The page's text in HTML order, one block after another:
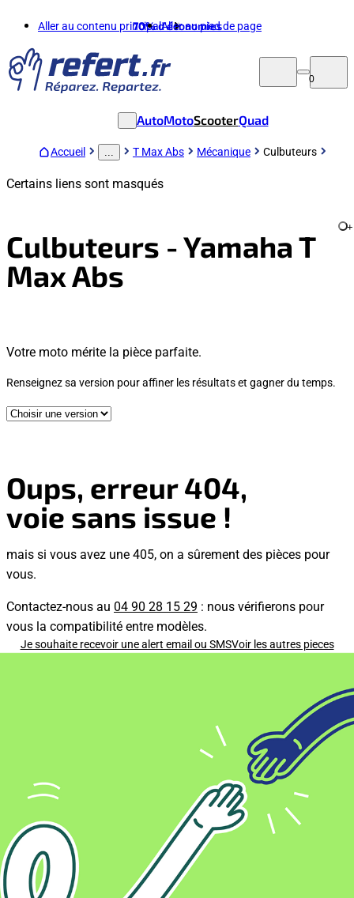
Aller au contenu principalAller au pied de page
70%d'économies
0
AutoMotoScooterQuad
Accueil T Max Abs Mécanique Culbuteurs
Certains liens sont masqués
Culbuteurs - Yamaha T
Max Abs
+
Votre moto mérite la pièce parfaite.
Renseignez sa version pour affiner les résultats et gagner du temps.
Oups, erreur 404,
voie sans issue !
mais si vous avez une 405, on a sûrement des pièces pour
vous.
Contactez-nous au 04 90 28 15 29 : nous vérifierons pour
vous la compatibilité entre modèles.
Je souhaite recevoir une alert email ou SMSVoir les autres pieces